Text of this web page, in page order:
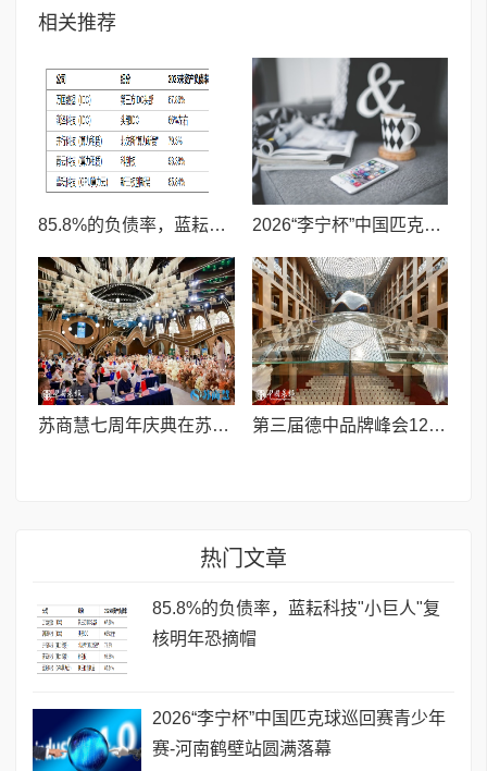
相关推荐
85.8%的负债率，蓝耘科技"小巨人"复核明年恐摘帽 2026“李宁杯”中国匹克球巡回赛青少年赛-河南鹤壁站圆满落幕
苏商慧七周年庆典在苏州隆重举行 七大联创共启发展新篇章 第三届德中品牌峰会12月将在柏林举办，聚焦人工智能时代品牌全球化发展
热门文章
85.8%的负债率，蓝耘科技"小巨人"复
核明年恐摘帽
2026“李宁杯”中国匹克球巡回赛青少年
赛-河南鹤壁站圆满落幕